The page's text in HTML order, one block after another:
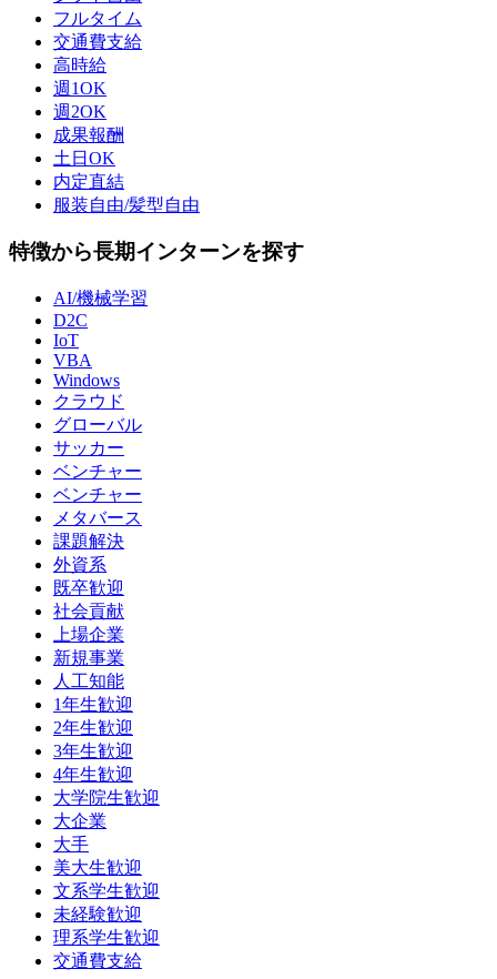
フルタイム
交通費支給
高時給
週1OK
週2OK
成果報酬
土日OK
内定直結
服装自由/髪型自由
特徴から長期インターンを探す
AI/機械学習
D2C
IoT
VBA
Windows
クラウド
グローバル
サッカー
ベンチャー
ベンチャー
メタバース
課題解決
外資系
既卒歓迎
社会貢献
上場企業
新規事業
人工知能
1年生歓迎
2年生歓迎
3年生歓迎
4年生歓迎
大学院生歓迎
大企業
大手
美大生歓迎
文系学生歓迎
未経験歓迎
理系学生歓迎
交通費支給